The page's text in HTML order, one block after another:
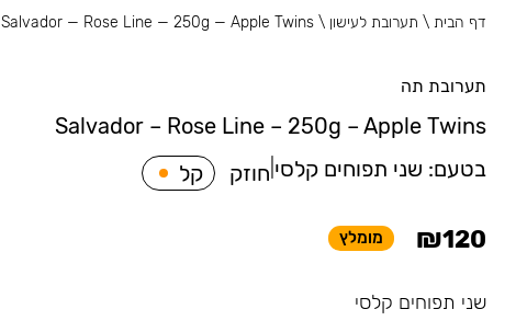
דף הבית\ תערובת לעישון \
Salvador — Rose Line — 250g — Apple Twins
תערובת תה
Salvador – Rose Line – 250g – Apple Twins
בטעם: שני תפוחים קלסי חוזק קל
₪120 מומלץ
שני תפוחים קלסי